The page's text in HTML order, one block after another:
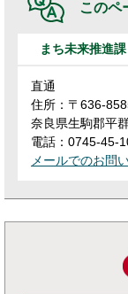
このペ
まち未来推進課
直通
住所：〒636-
奈良県生駒郡平
電話：0745-45-
メールでのお問